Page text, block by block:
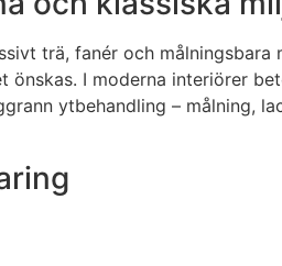
trä, fanér och
I moderna interiörer
ytbehandling – målning,